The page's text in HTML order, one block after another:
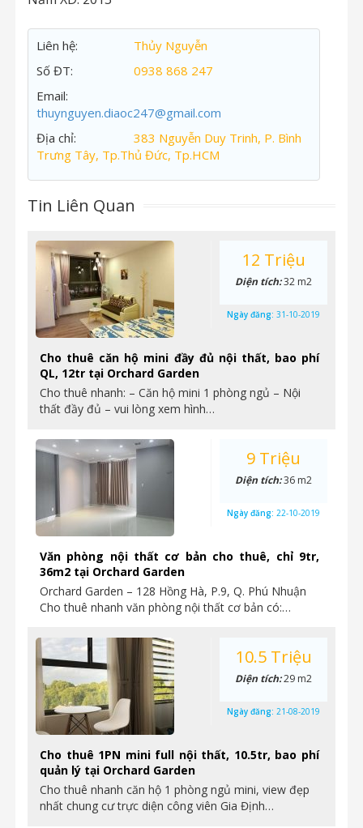
Liên hệ:
Thủy Nguyễn
Số ĐT:
0938 868 247
Email:
thuynguyen.diaoc247@gmail.com
Địa chỉ:
383 Nguyễn Duy Trinh, P. Bình
Trưng Tây, Tp.Thủ Đức, Tp.HCM
Tin Liên Quan
Cho thuê căn hộ mini đầy đủ nội thất, bao phí
QL, 12tr tại Orchard Garden
Cho thuê nhanh: – Căn hộ mini 1 phòng ngủ – Nội
thất đầy đủ – vui lòng xem hình…
12 Triệu
Diện tích:32 m2
Ngày đăng: 31-10-2019
Văn phòng nội thất cơ bản cho thuê, chỉ 9tr,
36m2 tại Orchard Garden
Orchard Garden – 128 Hồng Hà, P.9, Q. Phú Nhuận
Cho thuê nhanh văn phòng nội thất cơ bản có:…
9 Triệu
Diện tích:36 m2
Ngày đăng: 22-10-2019
Cho thuê 1PN mini full nội thất, 10.5tr, bao phí
quản lý tại Orchard Garden
Cho thuê nhanh căn hộ 1 phòng ngủ mini, view đẹp
nhất chung cư trực diện công viên Gia Định…
10.5 Triệu
Diện tích:29 m2
Ngày đăng: 21-08-2019